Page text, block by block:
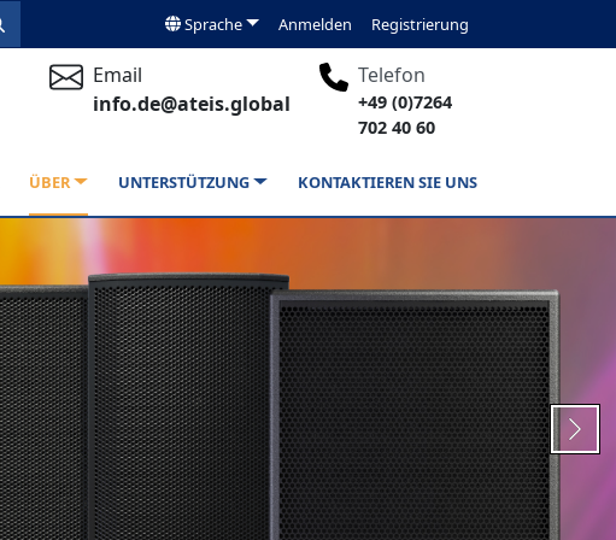
Sprache Anmelden Registrierung
Email
info.de@ateis.global
Telefon
+49 (0)7264
702 40 60
ÜBER UNTERSTÜTZUNG KONTAKTIEREN SIE UNS
Next